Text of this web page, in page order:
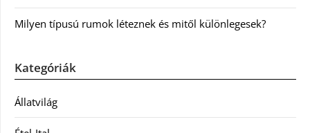
Milyen típusú rumok léteznek és mitől különlegesek?
Kategóriák
Állatvilág